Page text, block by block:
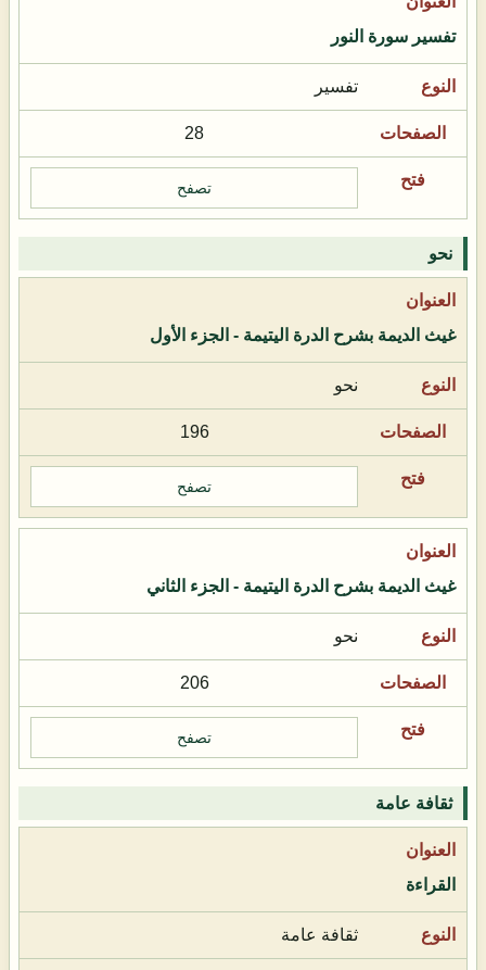
تفسير سورة النور
تفسير
28
تصفح
نحو
غيث الديمة بشرح الدرة اليتيمة - الجزء الأول
نحو
196
تصفح
غيث الديمة بشرح الدرة اليتيمة - الجزء الثاني
نحو
206
تصفح
ثقافة عامة
القراءة
ثقافة عامة